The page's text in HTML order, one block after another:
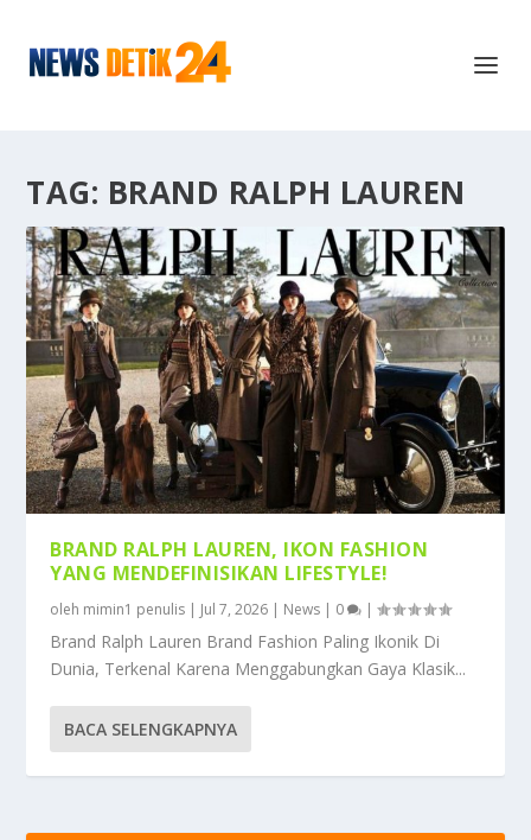
TAG: BRAND RALPH LAUREN
BRAND RALPH LAUREN, IKON FASHION
YANG MENDEFINISIKAN LIFESTYLE!
oleh mimin1 penulis | Jul 7, 2026 | News | 0 |
Brand Ralph Lauren Brand Fashion Paling Ikonik Di
Dunia, Terkenal Karena Menggabungkan Gaya Klasik...
BACA SELENGKAPNYA